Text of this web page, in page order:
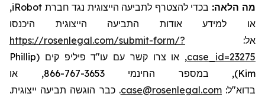
מה הלאה: בכדי להצטרף לתביעה הייצוגית נגד חברת iRobot
,
או למידע אודות התביעה הייצוגית היכנסו
אל: https://rosenlegal.com/submit-form/?
case_id=23275, או צרו קשר עם עו"ד פיליפ קים (Phillip
Kim
), במספר החינמי 866-767-3653, או
בדוא"ל:case@rosenlegal.com. כבר הוגשה תביעה ייצוגית.